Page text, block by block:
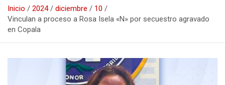
Inicio 2024 diciembre
10
Vinculan a proceso a Rosa Isela «N» por secuestro agravado
en Copala